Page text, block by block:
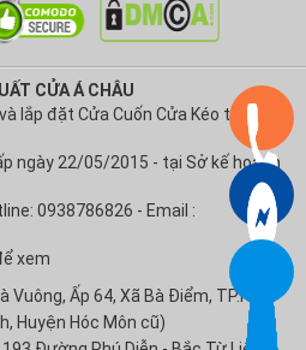
CỬA Á CHÂU
lắp đặt Cửa Cuốn Cửa Kéo tại Việt
ngày 22/05/2015 - tại Sở kế hoạch
0938786826 - Email :
xem
Ấp 64, Xã Bà Điểm, TP.HCM
Huyện Hóc Môn cũ)